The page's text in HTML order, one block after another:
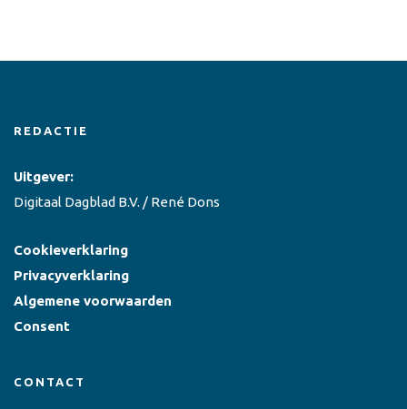
REDACTIE
Uitgever:
Digitaal Dagblad B.V. / René Dons
Cookieverklaring
Privacyverklaring
Algemene voorwaarden
Consent
CONTACT